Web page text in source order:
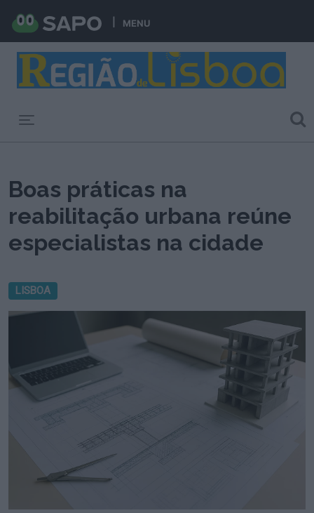
MENU
Boas práticas na
reabilitação urbana reúne
especialistas na cidade
LISBOA